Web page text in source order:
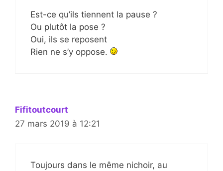
Est-ce qu’ils tiennent la pause ?
Ou plutôt la pose ?
Oui, ils se reposent
Rien ne s’y oppose.
Fifitoutcourt
27 mars 2019 à 12:21
Toujours dans le même nichoir, au